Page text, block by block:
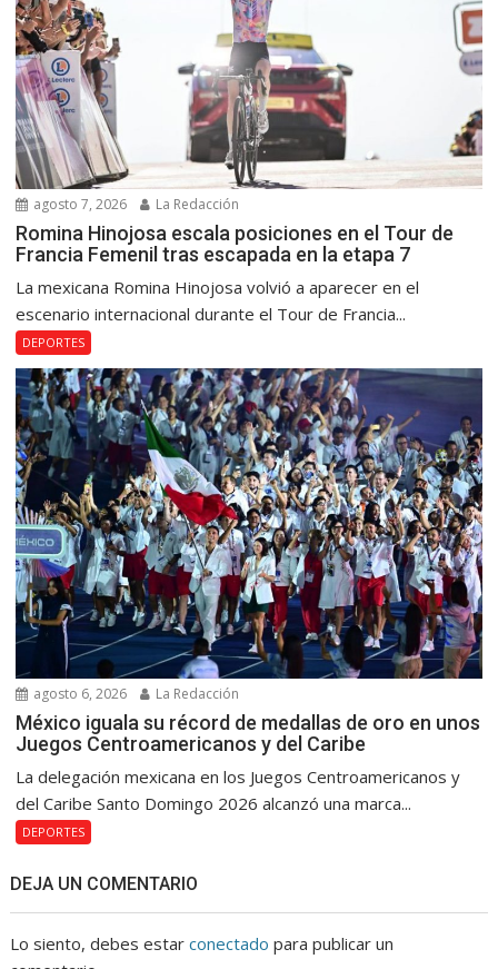
agosto 7, 2026 La Redacción
Romina Hinojosa escala posiciones en el Tour de
Francia Femenil tras escapada en la etapa 7
La mexicana Romina Hinojosa volvió a aparecer en el
escenario internacional durante el Tour de Francia...
DEPORTES
agosto 6, 2026 La Redacción
México iguala su récord de medallas de oro en unos
Juegos Centroamericanos y del Caribe
La delegación mexicana en los Juegos Centroamericanos y
del Caribe Santo Domingo 2026 alcanzó una marca...
DEPORTES
DEJA UN COMENTARIO
Lo siento, debes estarconectado para publicar un